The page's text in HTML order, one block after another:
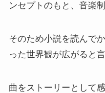
ンセプトのもと、音楽
そのため小説を読んで
った世界観が広がると
曲をストーリーとして